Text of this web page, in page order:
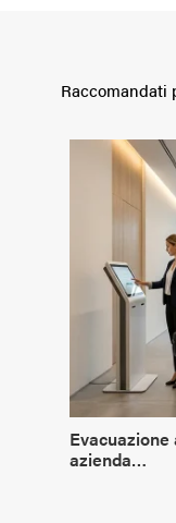
Raccomandati
azienda…